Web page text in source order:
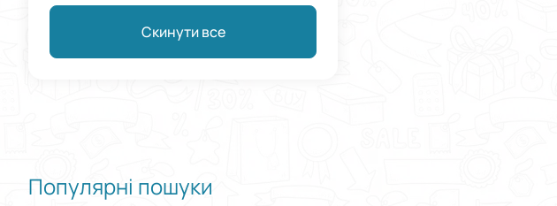
Скинути все
Популярні пошуки